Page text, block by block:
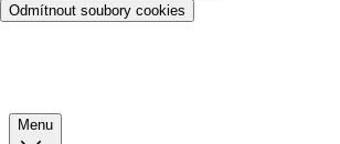
Odmítnout soubory cookies
Menu